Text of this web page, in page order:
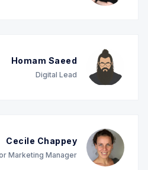
Homam Saeed
Digital Lead
Cecile Chappey
Marketing Manager